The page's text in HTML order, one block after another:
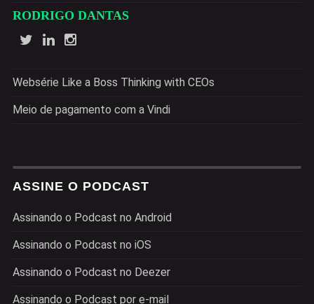
RODRIGO DANTAS
Websérie Like a Boss Thinking with CEOs
Meio de pagamento com a Vindi
ASSINE O PODCAST
Assinando o Podcast no Android
Assinando o Podcast no iOS
Assinando o Podcast no Deezer
Assinando o Podcast por e-mail